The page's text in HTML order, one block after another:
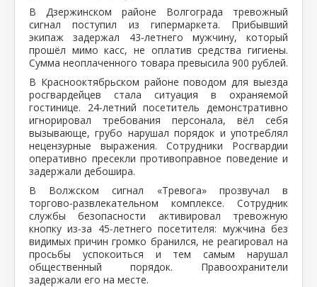
В Дзержинском районе Волгограда тревожный
сигнал поступил из гипермаркета. Прибывший
экипаж задержал 43‑летнего мужчину, который
прошёл мимо касс, не оплатив средства гигиены.
Сумма неоплаченного товара превысила 900 рублей.
В Краснооктябрьском районе поводом для выезда
росгвардейцев стала ситуация в охраняемой
гостинице. 24‑летний посетитель демонстративно
игнорировал требования персонала, вёл себя
вызывающе, грубо нарушал порядок и употреблял
нецензурные выражения. Сотрудники Росгвардии
оперативно пресекли противоправное поведение и
задержали дебошира.
В Волжском сигнал «Тревога» прозвучал в
торгово‑развлекательном комплексе. Сотрудник
службы безопасности активировал тревожную
кнопку из‑за 45‑летнего посетителя: мужчина без
видимых причин громко бранился, не реагировал на
просьбы успокоиться и тем самым нарушал
общественный порядок. Правоохранители
задержали его на месте.